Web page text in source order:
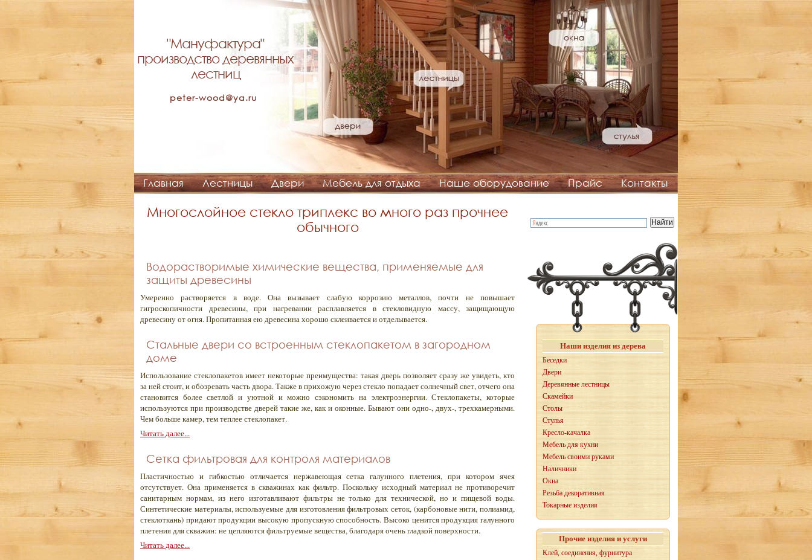
"Мануфактура"
производство деревянных
лестниц
peter-wood@ya.ru
Главная Лестницы Двери Мебель для отдыха Наше оборудование Прайс Контакты
Многослойное стекло триплекс во много раз прочнее
обычного
Водорастворимые химические вещества, применяемые для
защиты древесины
Умеренно растворяется в воде. Она вызывает слабую коррозию металлов, почти не повышает
гигроскопичности древесины, при нагревании расплавляется в стекловидную массу, защищающую
древесину от огня. Пропитанная ею древесина хорошо склеивается и отделывается.
Стальные двери со встроенным стеклопакетом в загородном
доме
Использование стеклопакетов имеет некоторые преимущества: такая дверь позволяет сразу же увидеть, кто
за ней стоит, и обозревать часть двора. Также в прихожую через стекло попадает солнечный свет, отчего она
становится более светлой и уютной и можно сэкономить на электроэнергии. Стеклопакеты, которые
используются при производстве дверей такие же, как и оконные. Бывают они одно-, двух-, трехкамерными.
Чем больше камер, тем теплее стеклопакет.
Читать далее...
Сетка фильтровая для контроля материалов
Пластичностью и гибкостью отличается нержавеющая сетка галунного плетения, при котором ячея
отсутствует. Она применяется в скважинах как фильтр. Поскольку исходный материал не противоречит
санитарным нормам, из него изготавливают фильтры не только для технической, но и пищевой воды.
Синтетические материалы, используемые для изготовления фильтровых сеток, (карбоновые нити, полиамид,
стеклоткань) придают продукции высокую пропускную способность. Высоко ценится продукция галунного
плетения для скважин: не цепляются фильтруемые вещества, благодаря очень гладкой поверхности.
Читать далее...
Наши изделия из дерева
Беседки
Двери
Деревянные лестницы
Скамейки
Столы
Стулья
Кресло-качалка
Мебель для кухни
Мебель своими руками
Наличники
Окна
Резьба декоративная
Токарные изделия
Прочие изделия и услуги
Клей, соединения, фурнитура